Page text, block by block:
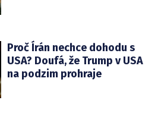
Proč Írán nechce dohodu s
USA? Doufá, že Trump v USA
na podzim prohraje